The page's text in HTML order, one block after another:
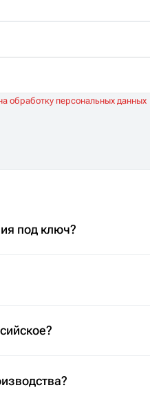
обработку персональных данных
под ключ?